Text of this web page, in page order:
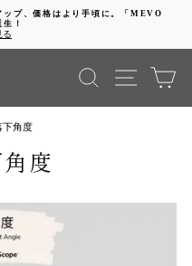
プ、価格はより手頃に。「MEVO
！
る
SEARCH
SITE
下角度
度